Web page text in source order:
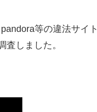
等の違法サイト
しました。